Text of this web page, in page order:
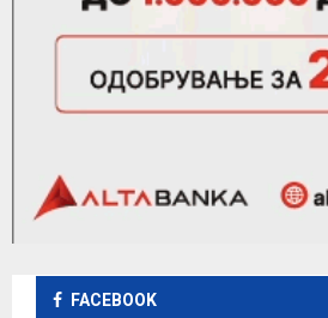
FACEBOOK